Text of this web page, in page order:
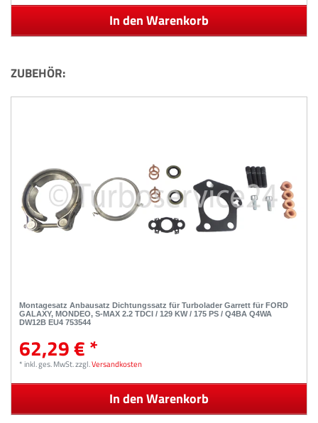
In den Warenkorb
ZUBEHÖR:
Montagesatz Anbausatz Dichtungssatz für Turbolader Garrett für FORD
GALAXY, MONDEO, S-MAX 2.2 TDCI / 129 KW / 175 PS / Q4BA Q4WA
DW12B EU4 753544
62,29 € *
*inkl. ges. MwSt.zzgl.Versandkosten
In den Warenkorb